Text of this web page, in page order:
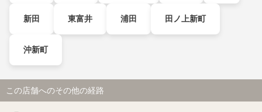
新田 東富井 浦田 田ノ上新町
沖新町
この店舗へのその他の経路